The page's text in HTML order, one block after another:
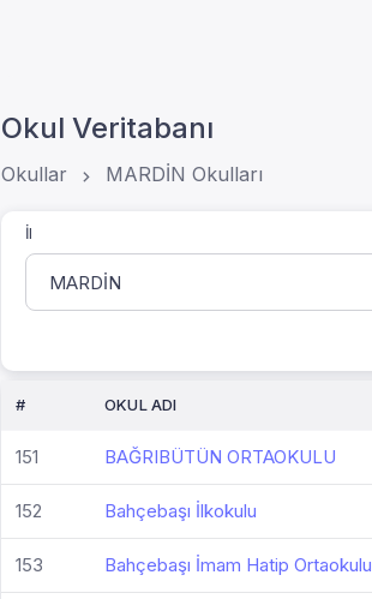
Okul Veritabanı
Okullar MARDİN Okulları
İl
# OKUL ADI
151 BAĞRIBÜTÜN ORTAOKULU
152 Bahçebaşı İlkokulu
153 Bahçebaşı İmam Hatip Ortaokulu